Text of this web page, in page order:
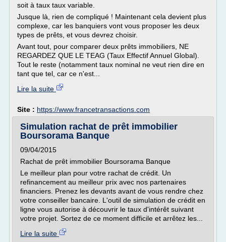
soit à taux taux variable.
Jusque là, rien de compliqué ! Maintenant cela devient plus
complexe, car les banquiers vont vous proposer les deux
types de prêts, et vous devrez choisir.
Avant tout, pour comparer deux prêts immobiliers, NE
REGARDEZ QUE LE TEAG (Taux Effectif Annuel Global).
Tout le reste (notamment taux nominal ne veut rien dire en
tant que tel, car ce n'est...
Lire la suite
Site : https://www.francetransactions.com
Simulation rachat de prêt immobilier
Boursorama Banque
09/04/2015
Rachat de prêt immobilier Boursorama Banque
Le meilleur plan pour votre rachat de crédit. Un
refinancement au meilleur prix avec nos partenaires
financiers. Prenez les devants avant de vous rendre chez
votre conseiller bancaire. L'outil de simulation de crédit en
ligne vous autorise à découvrir le taux d'intérêt suivant
votre projet. Sortez de ce moment difficile et arrêtez les...
Lire la suite